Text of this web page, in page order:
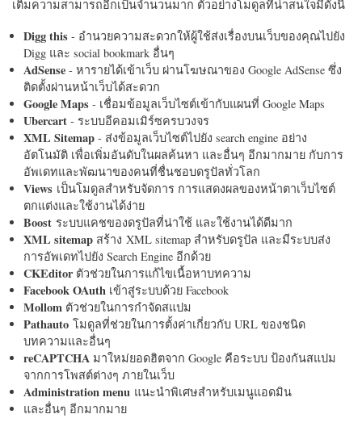
เติมความสามารถอีกเป็นจำนวนมาก ตัวอย่างโมดูลที่น่าสนใจมีดังนี้
Digg this - อำนวยความสะดวกให้ผู้ใช้ส่งเรื่องบนเว็บของคุณไปยัง
Digg และ social bookmark อื่นๆ
AdSense - หารายได้เข้าเว็บ ผ่านโฆษณาของ Google AdSense ซึ่ง
ติดตั้งผ่านหน้าเว็บได้สะดวก
Google Maps - เชื่อมข้อมูลเว็บไซต์เข้ากับแผนที่ Google Maps
Ubercart - ระบบอีคอมเมิร์ซครบวงจร
XML Sitemap - ส่งข้อมูลเว็บไซต์ไปยัง search engine อย่าง
อัตโนมัติ เพื่อเพิ่มอันดับในผลค้นหา และอื่นๆ อีกมากมาย กับการ
อัพเดทและพัฒนาของคนที่ชื่นชอบดรูปัลทั่วโลก
Views เป็นโมดูลสำหรับจัดการ การแสดงผลของหน้าตาเว็บไซต์
ตกแต่งและใช้งานได้ง่าย
Boost ระบบแคชของดรูปัลที่น่าใช้ และใช้งานได้ดีมาก
XML sitemap สร้าง XML sitemap สำหรับดรูปัล และมีระบบส่ง
การอัพเดทไปยัง Search Engine อีกด้วย
CKEditorตัวช่วยในการแก้ไขเนื้อหาบทความ
Facebook OAuth เข้าสู่ระบบด้วย Facebook
Mollom ตัวช่วยในการกำจัดสแปม
Pathauto โมดูลที่ช่วยในการตั้งค่าเกี่ยวกับ URL ของชนิด
บทความและอื่นๆ
reCAPTCHA มาใหม่ยอดฮิตจาก Google คือระบบ ป้องกันสแปม
จากการโพสต์ต่างๆ ภายในเว็บ
Administration menu แนะนำพิเศษสำหรับเมนูแอดมิน
และอื่นๆ อีกมากมาย